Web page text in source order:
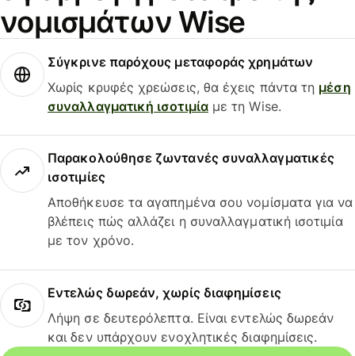
νομισμάτων Wise
Σύγκρινε παρόχους μεταφοράς χρημάτων
Χωρίς κρυφές χρεώσεις, θα έχεις πάντα τη μέση
συναλλαγματική ισοτιμίαμε τη Wise.
Παρακολούθησε ζωντανές συναλλαγματικές
ισοτιμίες
Αποθήκευσε τα αγαπημένα σου νομίσματα για να
βλέπεις πώς αλλάζει η συναλλαγματική ισοτιμία
με τον χρόνο.
Εντελώς δωρεάν, χωρίς διαφημίσεις
Λήψη σε δευτερόλεπτα. Είναι εντελώς δωρεάν
και δεν υπάρχουν ενοχλητικές διαφημίσεις.